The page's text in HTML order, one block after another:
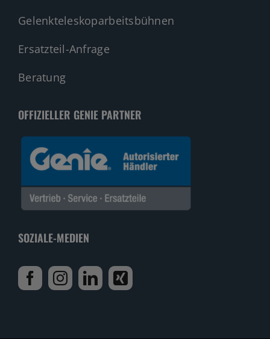
Gelenkteleskoparbeitsbühnen
Ersatzteil-Anfrage
Beratung
OFFIZIELLER GENIE PARTNER
SOZIALE-MEDIEN